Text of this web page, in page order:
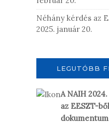
Néhány kérdés az
2025. január 20.
LEGUTÓBB
A NAIH
az EESZT-